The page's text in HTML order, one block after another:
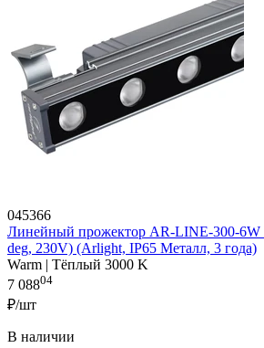
045366
Линейный прожектор AR-LINE-300-6W
deg, 230V) (Arlight, IP65 Металл, 3 года)
Warm | Тёплый 3000 K
7 08804
₽/шт
В наличии